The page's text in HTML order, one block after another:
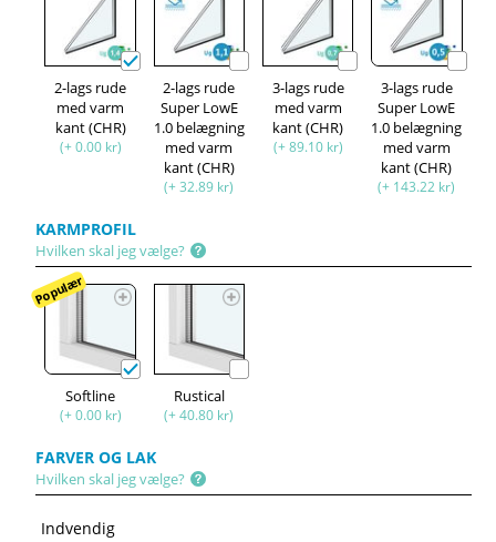
2-lags rude
med varm
kant (CHR)
(+ 0.00 kr)
2-lags rude
Super LowE
1.0 belægning
med varm
kant (CHR)
(+ 32.89 kr)
3-lags rude
med varm
kant (CHR)
(+ 89.10 kr)
3-lags rude
Super LowE
1.0 belægning
med varm
kant (CHR)
(+ 143.22 kr)
KARMPROFIL
Hvilken skal jeg vælge?
Populær
Softline
(+ 0.00 kr)
Rustical
(+ 40.80 kr)
FARVER OG LAK
Hvilken skal jeg vælge?
Indvendig